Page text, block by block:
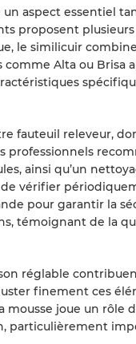
aspect essentiel
proposent
le similicuir
comme Alta ou
fauteuil releveur,
professionnels
ainsi qu’un
vérifier
pour garantir la
témoignant de la
réglable
finement ces
mousse joue un
particulièrement